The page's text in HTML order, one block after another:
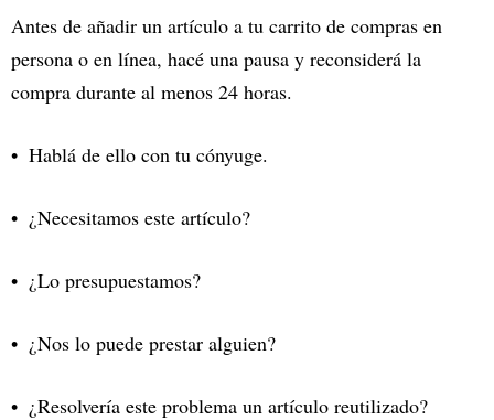
Antes de añadir un artículo a tu carrito de compras en
persona o en línea, hacé una pausa y reconsiderá la
compra durante al menos 24 horas.
Hablá de ello con tu cónyuge.
¿Necesitamos este artículo?
¿Lo presupuestamos?
¿Nos lo puede prestar alguien?
¿Resolvería este problema un artículo reutilizado?